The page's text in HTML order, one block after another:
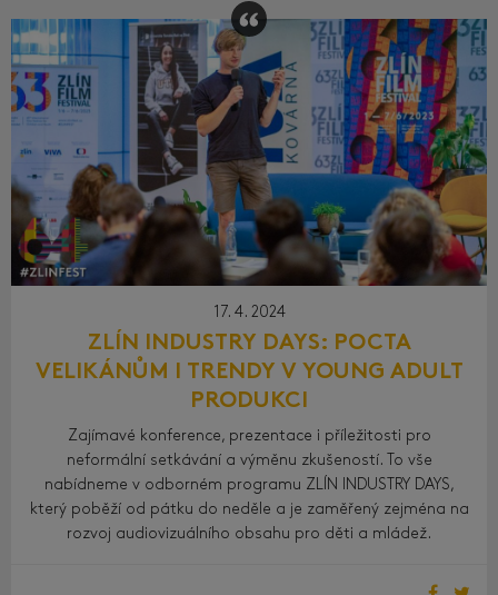
17. 4. 2024
ZLÍN INDUSTRY DAYS: POCTA
VELIKÁNŮM I TRENDY V YOUNG ADULT
PRODUKCI
Zajímavé konference, prezentace i příležitosti pro
neformální setkávání a výměnu zkušeností. To vše
nabídneme v odborném programu ZLÍN INDUSTRY DAYS,
který poběží od pátku do neděle a je zaměřený zejména na
rozvoj audiovizuálního obsahu pro děti a mládež.